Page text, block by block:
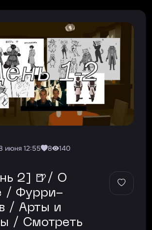
июня 12:55 8 140
/ Фурри-
/ Арты и
/ Смотреть